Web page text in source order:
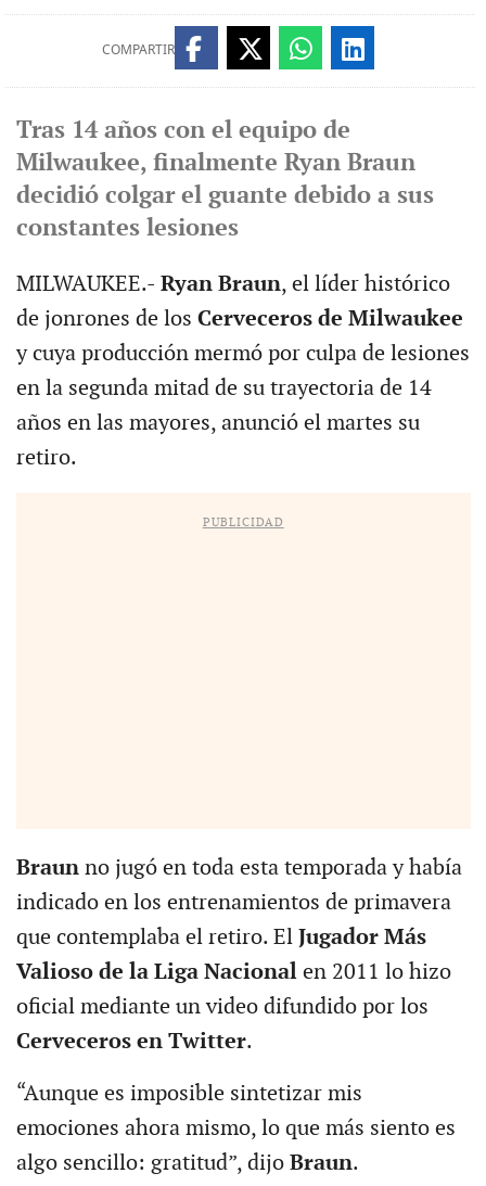
COMPARTIR
Tras 14 años con el equipo de
Milwaukee, finalmente Ryan Braun
decidió colgar el guante debido a sus
constantes lesiones
MILWAUKEE.- Ryan Braun, el líder histórico
de jonrones de los Cerveceros de Milwaukee
y cuya producción mermó por culpa de lesiones
en la segunda mitad de su trayectoria de 14
años en las mayores, anunció el martes su
retiro.
PUBLICIDAD
Braun no jugó en toda esta temporada y había
indicado en los entrenamientos de primavera
que contemplaba el retiro. El Jugador Más
Valioso de la Liga Nacional en 2011 lo hizo
oficial mediante un video difundido por los
Cerveceros en Twitter.
“Aunque es imposible sintetizar mis
emociones ahora mismo, lo que más siento es
algo sencillo: gratitud”, dijo Braun.